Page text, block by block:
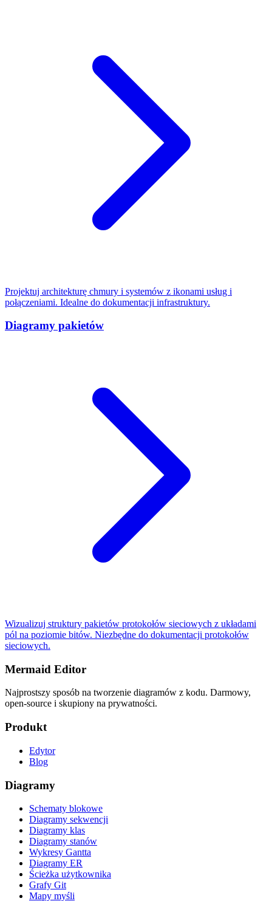
Projektuj architekturę chmury i systemów z ikonami usług i
połączeniami. Idealne do dokumentacji infrastruktury.
Diagramy pakietów
Wizualizuj struktury pakietów protokołów sieciowych z układami
pól na poziomie bitów. Niezbędne do dokumentacji protokołów
sieciowych.
Mermaid Editor
Najprostszy sposób na tworzenie diagramów z kodu. Darmowy,
open-source i skupiony na prywatności.
Produkt
Edytor
Blog
Diagramy
Schematy blokowe
Diagramy sekwencji
Diagramy klas
Diagramy stanów
Wykresy Gantta
Diagramy ER
Ścieżka użytkownika
Grafy Git
Mapy myśli